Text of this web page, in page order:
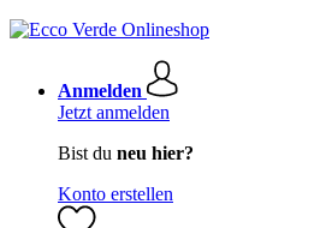
Anmelden
Jetzt anmelden
Bist du neu hier?
Konto erstellen